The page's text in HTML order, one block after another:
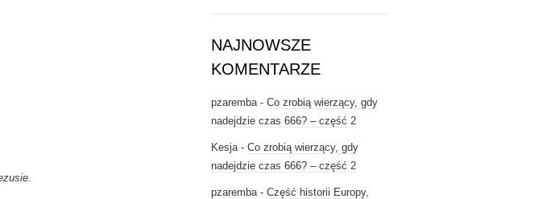
NAJNOWSZE
KOMENTARZE
pzaremba- Co zrobią wierzący, gdy
nadejdzie czas 666? – część 2
Kesja- Co zrobią wierzący, gdy
nadejdzie czas 666? – część 2
pzaremba- Część historii Europy,